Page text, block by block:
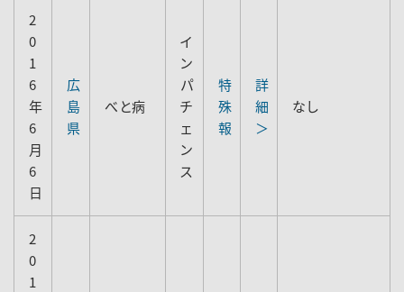
2
0
1
6
年
6
月
6
日
広
島
県
べと病
イ
ン
パ
チ
ェ
ン
ス
特
殊
報
詳
細
＞
なし
2
0
1